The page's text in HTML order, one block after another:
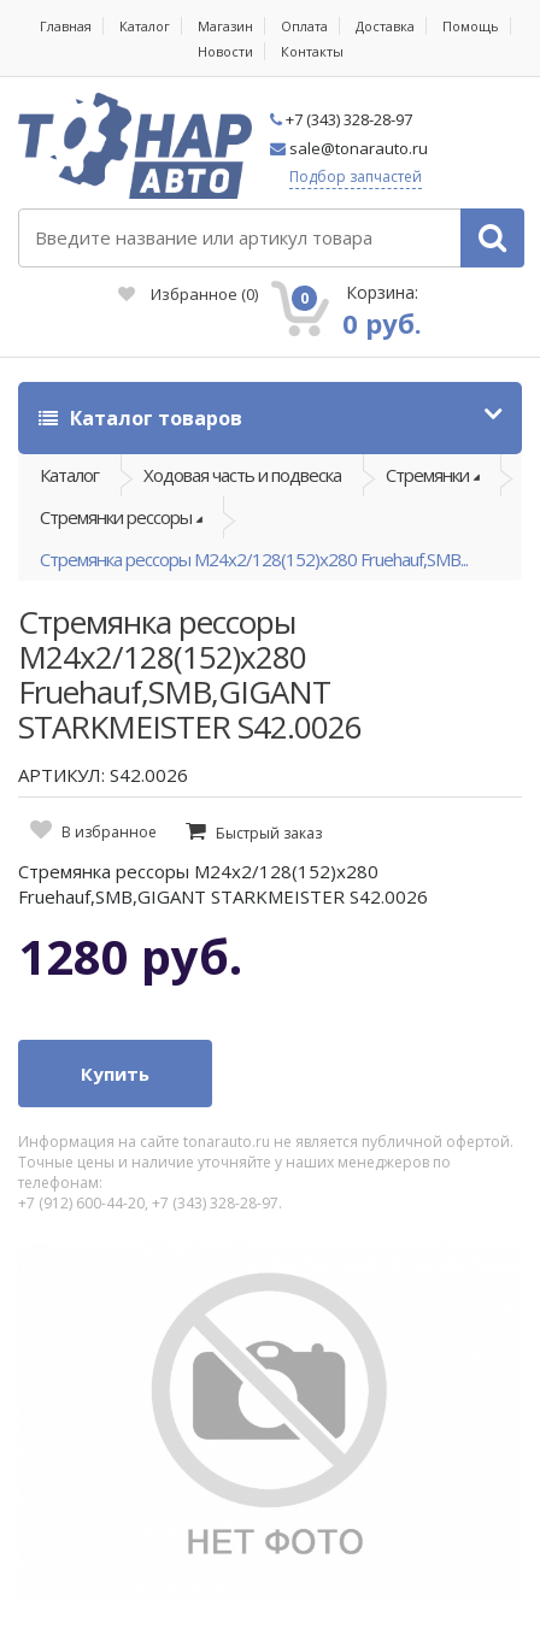
Главная Каталог Магазин Оплата Доставка
Помощь
Новости
Контакты
+7 (343) 328-28-97
sale@tonarauto.ru
Подбор запчастей
Избранное (0) 0 Корзина:
0 руб.
Каталог товаров
Каталог Ходовая часть и подвеска
Стремянки
Стремянки рессоры
Стремянка рессоры М24х2/128(152)x280 Fruehauf,SMB...
Стремянка рессоры
М24х2/128(152)x280
Fruehauf,SMB,GIGANT
STARKMEISTER S42.0026
АРТИКУЛ: S42.0026
В избранное Быстрый заказ
Стремянка рессоры М24х2/128(152)x280
Fruehauf,SMB,GIGANT STARKMEISTER S42.0026
1280 руб.
Купить
Информация на сайте tonarauto.ru не является публичной офертой.
Точные цены и наличие уточняйте у наших менеджеров по
телефонам:
+7 (912) 600-44-20, +7 (343) 328-28-97.